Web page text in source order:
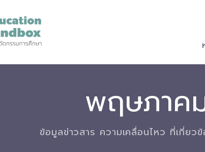
พฤษภาค
ข้อมูลข่าวสาร ความเคลื่อนไหว ที่เกี่ย